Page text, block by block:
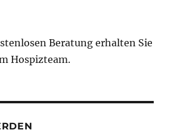
Beratung erhalten Sie
Hospizteam.